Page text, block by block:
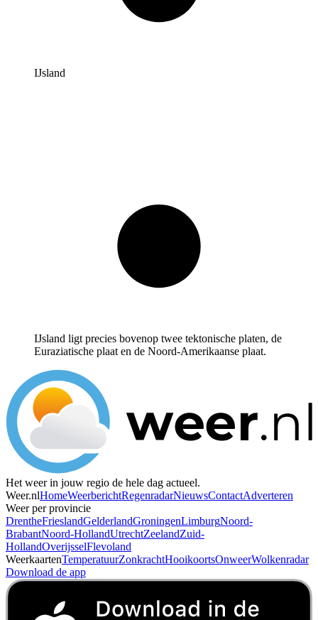
IJsland
IJsland ligt precies bovenop twee tektonische platen, de
Euraziatische plaat en de Noord-Amerikaanse plaat.
Het weer in jouw regio de hele dag actueel.
Weer.nlHomeWeerberichtRegenradarNieuwsContactAdverteren
Weer per provincie
DrentheFrieslandGelderlandGroningenLimburgNoord-
BrabantNoord-HollandUtrechtZeelandZuid-
HollandOverijsselFlevoland
WeerkaartenTemperatuurZonkrachtHooikoortsOnweerWolkenradar
Download de app